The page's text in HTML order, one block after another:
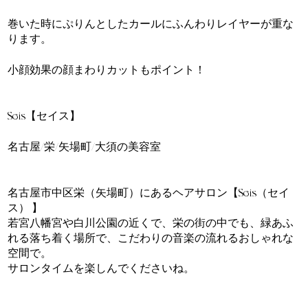
巻いた時にぷりんとしたカールにふんわりレイヤーが重な
ります。
小顔効果の顔まわりカットもポイント！
Seis【セイス】
名古屋/栄/矢場町/大須の美容室
名古屋市中区栄（矢場町）にあるヘアサロン【Seis（セイ
ス） 】
若宮八幡宮や白川公園の近くで、栄の街の中でも、緑あふ
れる落ち着く場所で、こだわりの音楽の流れるおしゃれな
空間で。
サロンタイムを楽しんでくださいね。